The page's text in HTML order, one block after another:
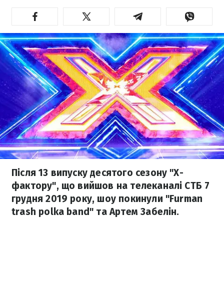
Після 13 випуску десятого сезону "Х-
фактору", що вийшов на телеканалі СТБ 7
грудня 2019 року, шоу покинули "Furman
trash polka band" та Артем Забелін.